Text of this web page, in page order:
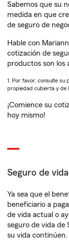
Sabemos que su
medida en que
de seguro de
Hable con
cotización de
productos son los
1. Por favor, consulte su
propiedad cubierta y de
¡Comience su
hoy mismo!
Seguro de vida
Ya sea que el
beneficiario a
de vida actual o
seguro de vida de
su vida